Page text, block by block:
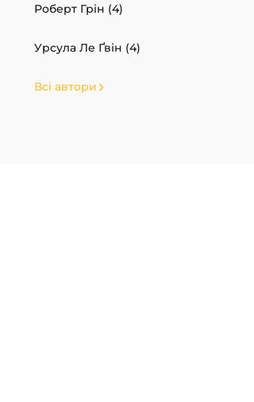
Роберт Грін (4)
Урсула Ле Ґвін (4)
Всі автори